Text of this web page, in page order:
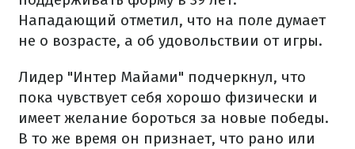
Нападающий отметил, что на поле думает
не о возрасте, а об удовольствии от игры.
Лидер "Интер Майами" подчеркнул, что
пока чувствует себя хорошо физически и
имеет желание бороться за новые победы.
В то же время он признает, что рано или